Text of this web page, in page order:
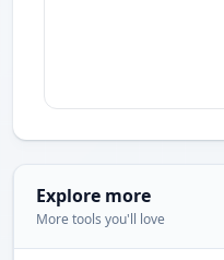
Explore more
More tools you'll love